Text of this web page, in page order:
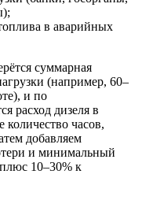
в аварийных
суммарная
(например, 60–
и по
расход дизеля в
количество часов,
добавляем
и минимальный
10–30% к